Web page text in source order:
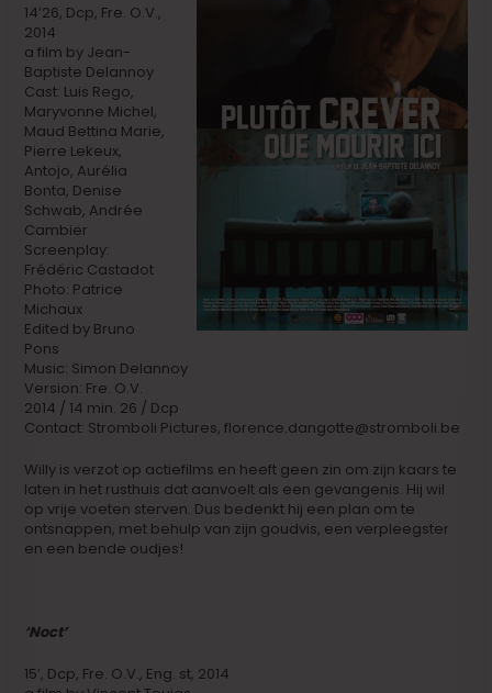
14’26, Dcp, Fre. O.V.,
2014
a film by Jean-
Baptiste Delannoy
Cast: Luis Rego,
Maryvonne Michel,
Maud Bettina Marie,
Pierre Lekeux,
Antojo, Aurélia
Bonta, Denise
Schwab, Andrée
Cambier
Screenplay:
Frédéric Castadot
Photo: Patrice
Michaux
Edited by Bruno
Pons
Music: Simon Delannoy
Version: Fre. O.V.
2014 / 14 min. 26 / Dcp
Contact: Stromboli Pictures, florence.dangotte@stromboli.be
Willy is verzot op actiefilms en heeft geen zin om zijn kaars te
laten in het rusthuis dat aanvoelt als een gevangenis. Hij wil
op vrije voeten sterven. Dus bedenkt hij een plan om te
ontsnappen, met behulp van zijn goudvis, een verpleegster
en een bende oudjes!
‘Noct’
15′, Dcp, Fre. O.V., Eng. st, 2014